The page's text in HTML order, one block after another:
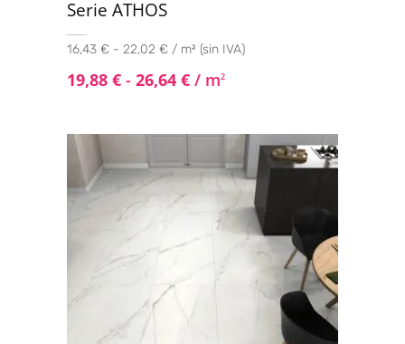
Serie ATHOS
16,43 € - 22,02 € / m² (sin IVA)
19,88 € - 26,64 € / m2